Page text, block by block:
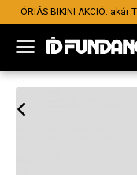
ÓRIÁS BIKINI AKCIÓ: